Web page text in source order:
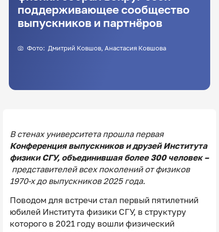
поддерживающее сообщество
выпускников и партнёров
Фото: Дмитрий Ковшов, Анастасия Ковшова
В стенах университета прошла первая
Конференция выпускников и друзей Института
физики СГУ, объединившая более 300 человек –
представителей всех поколений от физиков
1970-х до выпускников 2025 года.
Поводом для встречи стал первый пятилетний
юбилей Института физики СГУ, в структуру
которого в 2021 году вошли физический